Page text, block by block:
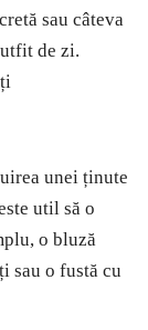
sau câteva
de zi.
unei ținute
util să o
o bluză
sau o fustă cu